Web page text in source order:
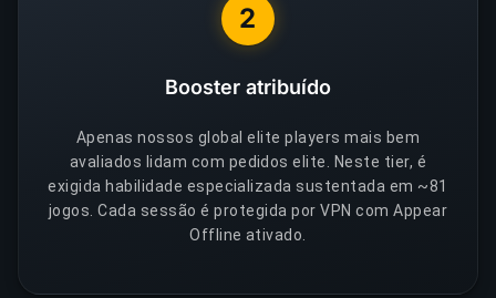
2
Booster atribuído
Apenas nossos global elite players mais bem
avaliados lidam com pedidos elite. Neste tier, é
exigida habilidade especializada sustentada em ~81
jogos. Cada sessão é protegida por VPN com Appear
Offline ativado.